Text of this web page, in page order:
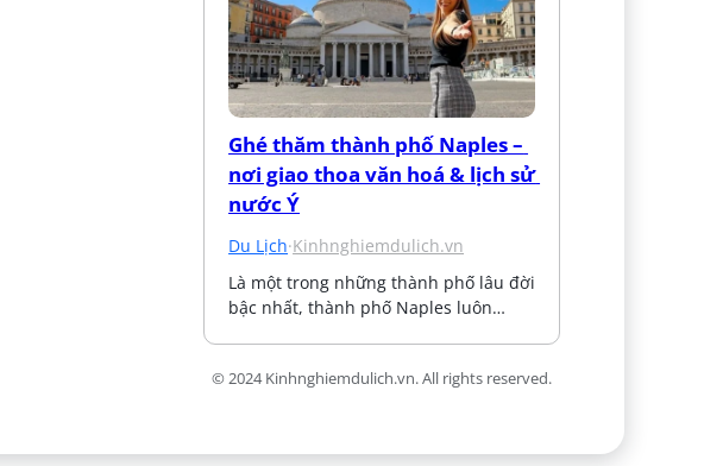
Ghé thăm thành phố Naples –
nơi giao thoa văn hoá & lịch sử
nước Ý
Du Lịch·Kinhnghiemdulich.vn
Là một trong những thành phố lâu đời
bậc nhất, thành phố Naples luôn…
© 2024 Kinhnghiemdulich.vn. All rights reserved.